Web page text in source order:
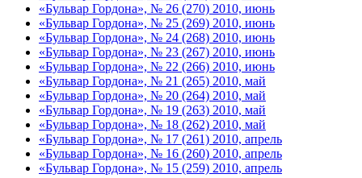
«Бульвар Гордона», № 26 (270) 2010, июнь
«Бульвар Гордона», № 25 (269) 2010, июнь
«Бульвар Гордона», № 24 (268) 2010, июнь
«Бульвар Гордона», № 23 (267) 2010, июнь
«Бульвар Гордона», № 22 (266) 2010, июнь
«Бульвар Гордона», № 21 (265) 2010, май
«Бульвар Гордона», № 20 (264) 2010, май
«Бульвар Гордона», № 19 (263) 2010, май
«Бульвар Гордона», № 18 (262) 2010, май
«Бульвар Гордона», № 17 (261) 2010, апрель
«Бульвар Гордона», № 16 (260) 2010, апрель
«Бульвар Гордона», № 15 (259) 2010, апрель